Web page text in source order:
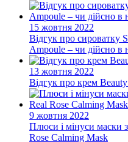
15 жовтня 2022
Відгук про сироватку
Ampoule – чи дійсно в
13 жовтня 2022
Відгук про крем
9 жовтня 2022
Плюси і мінуси маски
Rose Calming Mask